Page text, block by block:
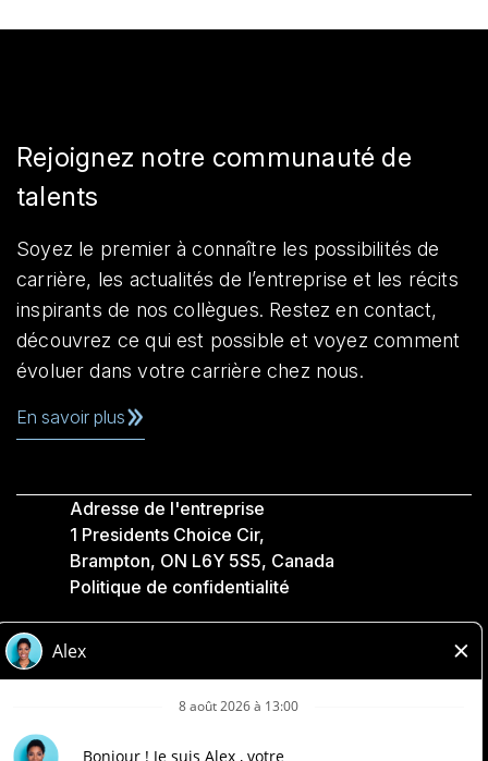
Rejoignez notre communauté de
talents
Soyez le premier à connaître les possibilités de
carrière, les actualités de l’entreprise et les récits
inspirants de nos collègues. Restez en contact,
découvrez ce qui est possible et voyez comment
évoluer dans votre carrière chez nous.
En savoir plus
Adresse de l'entreprise
1 Presidents Choice Cir,
Brampton, ON L6Y 5S5, Canada
Politique de confidentialité
Accessibilité
Compagnies Loblaw